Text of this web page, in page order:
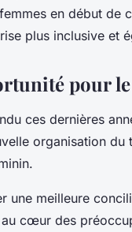
en début de
plus inclusive et
pour
ces dernières
organisation
une meilleure
cœur des